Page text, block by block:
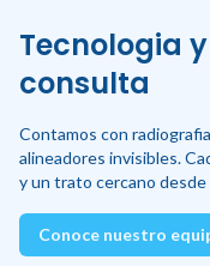
Tecnologia
consulta
Contamos con
alineadores invisibles.
y un trato cercano desde
Conoce nuestro